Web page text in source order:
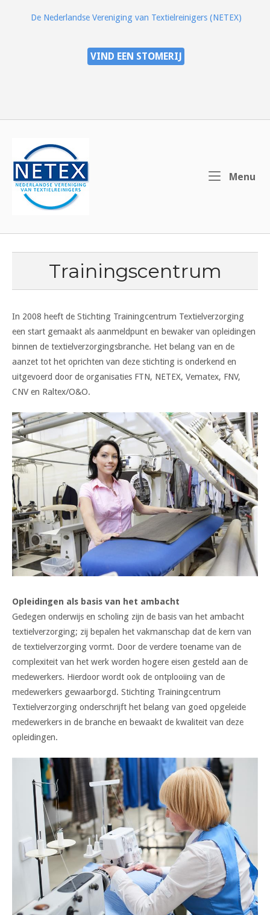
De Nederlandse Vereniging van Textielreinigers (NETEX)
VIND EEN STOMERIJ
Menu
Trainingscentrum
In 2008 heeft de Stichting Trainingcentrum Textielverzorging
een start gemaakt als aanmeldpunt en bewaker van opleidingen
binnen de textielverzorgingsbranche. Het belang van en de
aanzet tot het oprichten van deze stichting is onderkend en
uitgevoerd door de organisaties FTN, NETEX, Vematex, FNV,
CNV en Raltex/O&O.
Opleidingen als basis van het ambacht
Gedegen onderwijs en scholing zijn de basis van het ambacht
textielverzorging; zij bepalen het vakmanschap dat de kern van
de textielverzorging vormt. Door de verdere toename van de
complexiteit van het werk worden hogere eisen gesteld aan de
medewerkers. Hierdoor wordt ook de ontplooiing van de
medewerkers gewaarborgd. Stichting Trainingcentrum
Textielverzorging onderschrijft het belang van goed opgeleide
medewerkers in de branche en bewaakt de kwaliteit van deze
opleidingen.